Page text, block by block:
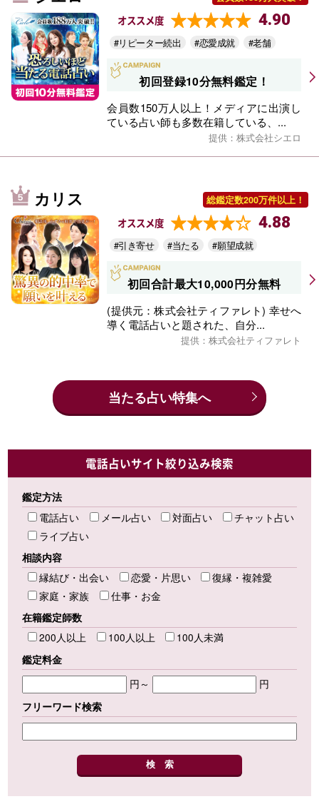
オススメ度 4.90
#リピーター続出 #恋愛成就 #老舗
初回登録10分無料鑑定！
会員数150万人以上！メディアに出演し
ている占い師も多数在籍している、...
提供：株式会社シエロ
カリス 総鑑定数200万件以上！
オススメ度 4.88
#引き寄せ #当たる #願望成就
初回合計最大10,000円分無料
(提供元：株式会社ティファレト) 幸せへ
導く電話占いと題された、自分...
提供：株式会社ティファレト
当たる占い特集へ
電話占いサイト絞り込み検索
鑑定方法
電話占い
メール占い 対面占い
チャット占い
ライブ占い
相談内容
縁結び・出会い
恋愛・片思い
復縁・複雑愛
家庭・家族
仕事・お金
在籍鑑定師数
200人以上
100人以上
100人未満
鑑定料金
円～
円
フリーワード検索